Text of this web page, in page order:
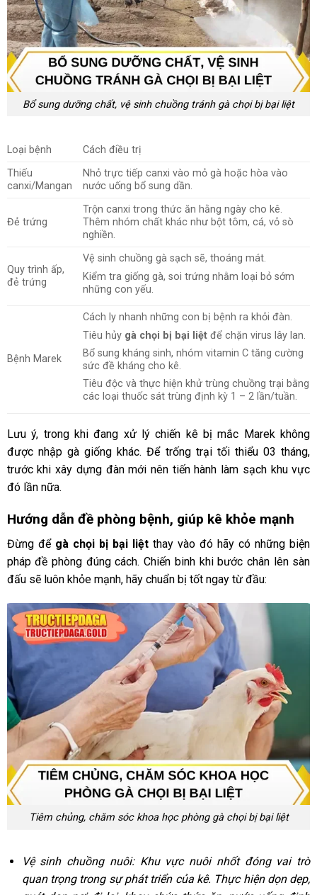
Bổ sung dưỡng chất, vệ sinh chuồng tránh gà chọi bị bại liệt
Loại bệnh
Cách điều trị
Thiếu
canxi/Mangan
Nhỏ trực tiếp canxi vào mỏ gà hoặc hòa vào
nước uống bổ sung dần.
Đẻ trứng
Trộn canxi trong thức ăn hằng ngày cho kê.
Thêm nhóm chất khác như bột tôm, cá, vỏ sò
nghiền.
Quy trình ấp,
đẻ trứng
Vệ sinh chuồng gà sạch sẽ, thoáng mát.
Kiểm tra giống gà, soi trứng nhằm loại bỏ sớm
những con yếu.
Bệnh Marek
Cách ly nhanh những con bị bệnh ra khỏi đàn.
Tiêu hủy gà chọi bị bại liệt để chặn virus lây lan.
Bổ sung kháng sinh, nhóm vitamin C tăng cường
sức đề kháng cho kê.
Tiêu độc và thực hiện khử trùng chuồng trại bằng
các loại thuốc sát trùng định kỳ 1 – 2 lần/tuần.
Lưu ý, trong khi đang xử lý chiến kê bị mắc Marek không
được nhập gà giống khác. Để trống trại tối thiểu 03 tháng,
trước khi xây dựng đàn mới nên tiến hành làm sạch khu vực
đó lần nữa.
Hướng dẫn đề phòng bệnh, giúp kê khỏe mạnh
Đừng để gà chọi bị bại liệtthay vào đó hãy có những biện
pháp đề phòng đúng cách. Chiến binh khi bước chân lên sàn
đấu sẽ luôn khỏe mạnh, hãy chuẩn bị tốt ngay từ đầu:
Tiêm chủng, chăm sóc khoa học phòng gà chọi bị bại liệt
Vệ sinh chuồng nuôi: Khu vực nuôi nhốt đóng vai trò
quan trọng trong sự phát triển của kê. Thực hiện dọn dẹp,